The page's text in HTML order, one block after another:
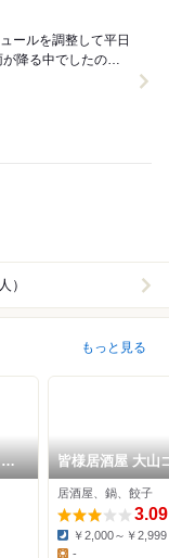
ールを調整して平日
）
もっと見る
皆様居酒屋 大山
ルデン
居酒屋、鍋、餃子
3.09
Dinner:
￥2,000～￥2,999
-